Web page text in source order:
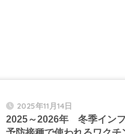
2025年11月14日
2025～2026年 冬季イン